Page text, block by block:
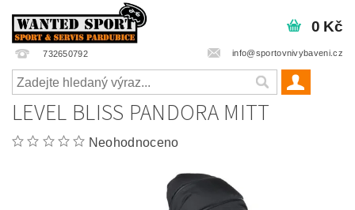
732650792 info@sportovnivybaveni.cz
0 Kč
LEVEL BLISS PANDORA MITT
Neohodnoceno